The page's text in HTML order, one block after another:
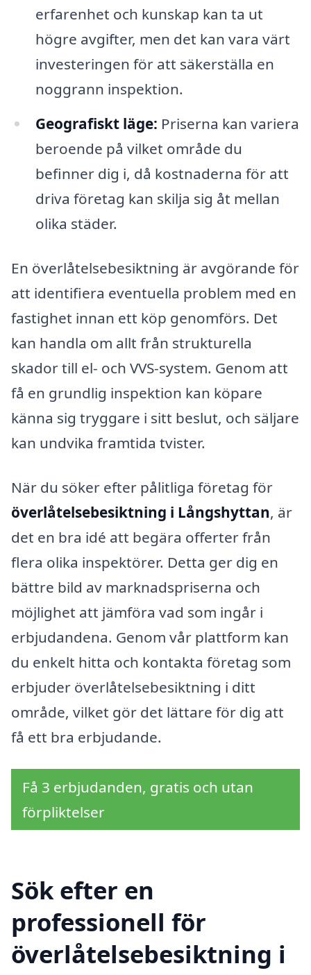
erfarenhet och kunskap kan ta ut
högre avgifter, men det kan vara värt
investeringen för att säkerställa en
noggrann inspektion.
Geografiskt läge: Priserna kan variera
beroende på vilket område du
befinner dig i, då kostnaderna för att
driva företag kan skilja sig åt mellan
olika städer.
En överlåtelsebesiktning är avgörande för
att identifiera eventuella problem med en
fastighet innan ett köp genomförs. Det
kan handla om allt från strukturella
skador till el- och VVS-system. Genom att
få en grundlig inspektion kan köpare
känna sig tryggare i sitt beslut, och säljare
kan undvika framtida tvister.
När du söker efter pålitliga företag för
överlåtelsebesiktning i Långshyttan, är
det en bra idé att begära offerter från
flera olika inspektörer. Detta ger dig en
bättre bild av marknadspriserna och
möjlighet att jämföra vad som ingår i
erbjudandena. Genom vår plattform kan
du enkelt hitta och kontakta företag som
erbjuder överlåtelsebesiktning i ditt
område, vilket gör det lättare för dig att
få ett bra erbjudande.
Få 3 erbjudanden, gratis och utan
förpliktelser
Sök efter en
professionell för
överlåtelsebesiktning i